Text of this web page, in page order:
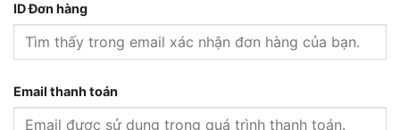
ID Đơn hàng
Email thanh toán